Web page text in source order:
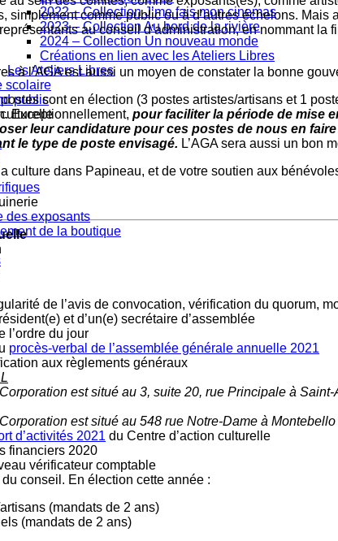
2022 – Collection J’me fais mon cinemas
2023 – Collection Au bord de la rivière
2024 – Collection Un nouveau monde
Créations en lien avec les Ateliers Libres
Les Ateliers Libres
scolaire
public
des exposants
de la boutique
simplement comme public ou à d’autres échelons.
au conseil d’administration, en nommant
à l’AGA est aussi un moyen de constater la bonne
sont en élection (3 postes artistes/artisans et 1
Exceptionnellement, pour faciliter la période de mise
leur candidature pour ces postes de nous en
le type de poste envisagé. L’AGA sera aussi un bon
culture dans Papineau, et de votre soutien aux
de l’avis de convocation, vérification du quorum,
et d’un(e) secrétaire d’assemblée
l’ordre du jour
procès-verbal de l’assemblée générale annuelle 2021
aux règlements généraux
est situé au 3, suite 20, rue Principale à
est situé au 548 rue Notre-Dame à
d’activités 2021 du Centre d’action culturelle
financiers 2020
vérificateur comptable
conseil. En élection cette année :
(mandats de 2 ans)
de 2 ans)